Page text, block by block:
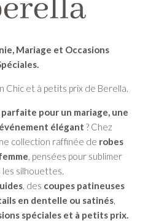
Mariage et Occasions
Chic et à petits prix de Berella.
pour un mariage, une
élégant ? Chez
collection raffinée de robes
, pensées pour sublimer
silhouettes.
, des coupes patineuses
en dentelle ou satinés,
spéciales et à petits prix.